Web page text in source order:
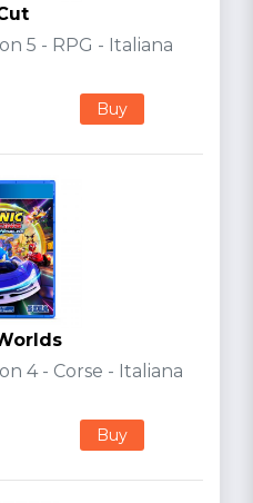
5 - RPG - Italiana
Buy
4 - Corse - Italiana
Buy